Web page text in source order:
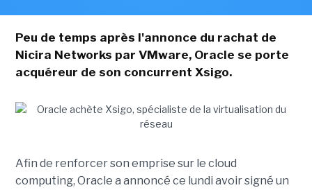
Peu de temps après l'annonce du rachat de
Nicira Networks par VMware, Oracle se porte
acquéreur de son concurrent Xsigo.
Afin de renforcer son emprise sur le cloud
computing, Oracle a annoncé ce lundi avoir signé un